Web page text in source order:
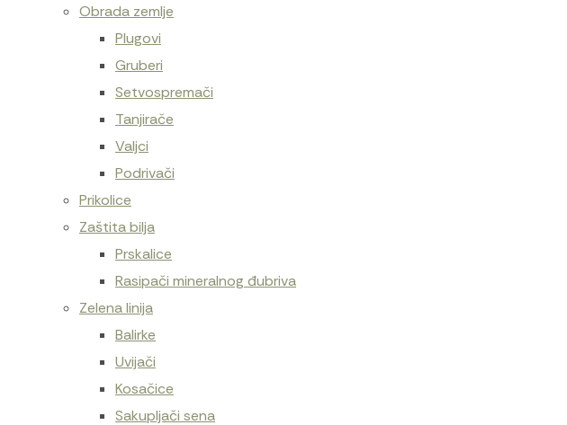
Obrada zemlje
Plugovi
Gruberi
Setvospremači
Tanjirače
Valjci
Podrivači
Prikolice
Zaštita bilja
Prskalice
Rasipači mineralnog đubriva
Zelena linija
Balirke
Uvijači
Kosačice
Sakupljači sena